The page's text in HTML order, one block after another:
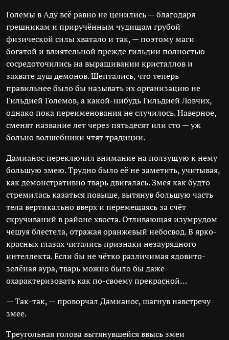
Големы в Аду всё равно не ценились — благодаря
грешникам и приручённым чудищам грубой
физической силы хватало и так, — поэтому маги
богатой и влиятельной прежде гильдии полностью
сосредоточились на выращивании кристаллов и
захвате душ демонов. Шептались, что теперь
правильнее было бы называть их организацию не
Гильдией Големов, а какой-нибудь Гильдией Ловчих,
однако пока переименования не случилось. Наверное,
сменят название лет через пятьдесят или сто — уж
больно волшебники чтят традиции.
Дамианос переключил внимание на ползущую к нему
большую змею. Трудно было её не заметить, учитывая,
как демонстративно тварь двигалась. Змея как будто
стремилась казаться повыше, вытянув большую часть
тела вертикально вверх и перемещаясь за счёт
скручиваний в районе хвоста. Отливающая изумрудом
чешуя блестела, отражая оранжевый небосвод. В ярко-
красных глазах читались признаки незаурядного
интеллекта. Если бы не чётко различимая ядовито-
зелёная аура, тварь можно было бы даже
охарактеризовать как по-своему прекрасной…
— Так-так, — проворчал Дамианос, шагнув навстречу
змее.
Треугольная голова вытянувшейся ввысь змеи